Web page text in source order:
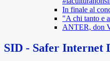
In finale al
"A chi tanto e
ANTER, don
SID - Safer Internet